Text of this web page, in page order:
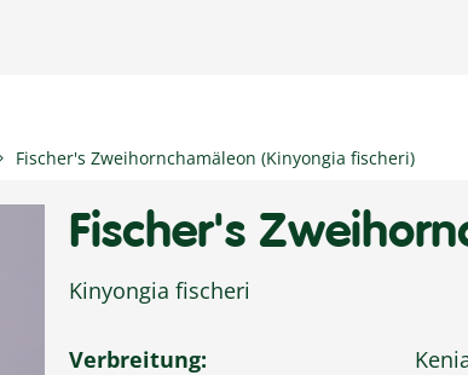
Fischer's Zweihornchamäleon (Kinyongia fischeri)
Fischer's
Kinyongia fischeri
Verbreitung: